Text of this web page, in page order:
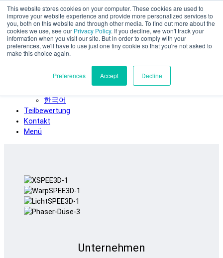
This website stores cookies on your computer. These cookies are used to
improve your website experience and provide more personalized services to
you, both on this website and through other media. To find out more about the
cookies we use, see our Privacy Policy. If you decline, we won't track your
information when you visit our site. But in order to comply with your
preferences, we'll have to use just one tiny cookie so that you're not asked to
make this choice again.
Preferences Accept Decline
Zum Hauptinhalt springen
SPEE3D
Deutsch
English
Español
Italiano
한국어
Teilbewertung
Kontakt
Menü
Unternehmen